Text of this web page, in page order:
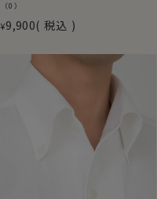
（0）
¥9,900 税込